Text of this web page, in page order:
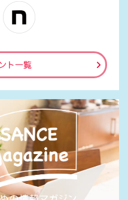
ト一覧